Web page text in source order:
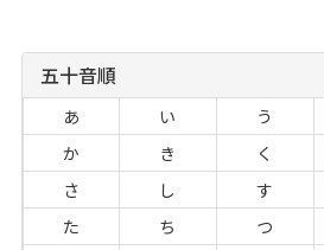
五十音順
あ い う
か
き く
さ
し す
た
ち つ